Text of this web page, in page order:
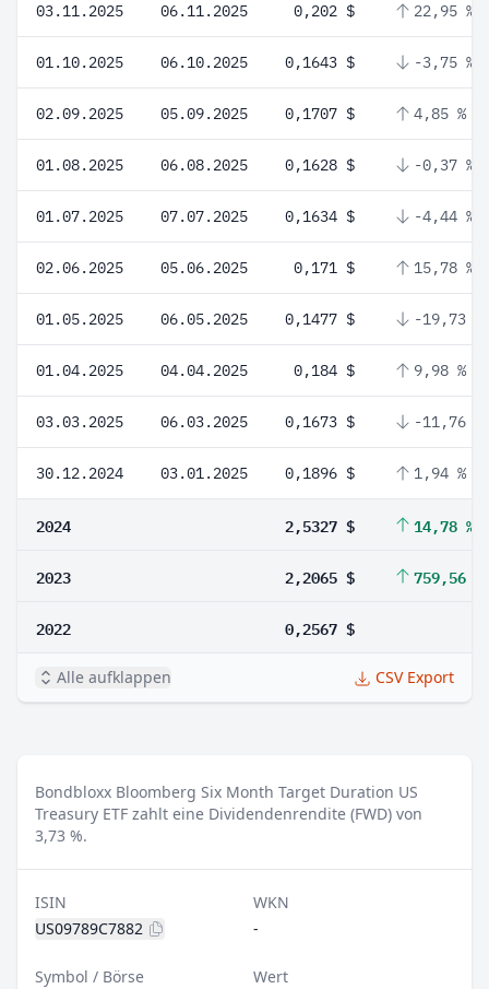
03.11.2025 06.11.2025 0,202 $ 22,95 %
01.10.2025 06.10.2025 0,1643 $ -3,75 %
02.09.2025 05.09.2025 0,1707 $ 4,85 %
01.08.2025 06.08.2025 0,1628 $ -0,37 %
01.07.2025 07.07.2025 0,1634 $ -4,44 %
02.06.2025 05.06.2025 0,171 $ 15,78 %
01.05.2025 06.05.2025 0,1477 $ -19,73 %
01.04.2025 04.04.2025 0,184 $ 9,98 %
03.03.2025 06.03.2025 0,1673 $ -11,76 %
30.12.2024 03.01.2025 0,1896 $ 1,94 %
2024 2,5327 $ 14,78 %
2023 2,2065 $ 759,56 %
2022 0,2567 $
Alle aufklappen CSV Export
Bondbloxx Bloomberg Six Month Target Duration US
Treasury ETF zahlt eine Dividendenrendite (FWD) von
3,73 %.
ISIN
US09789C7882
WKN
-
Symbol / Börse Wert